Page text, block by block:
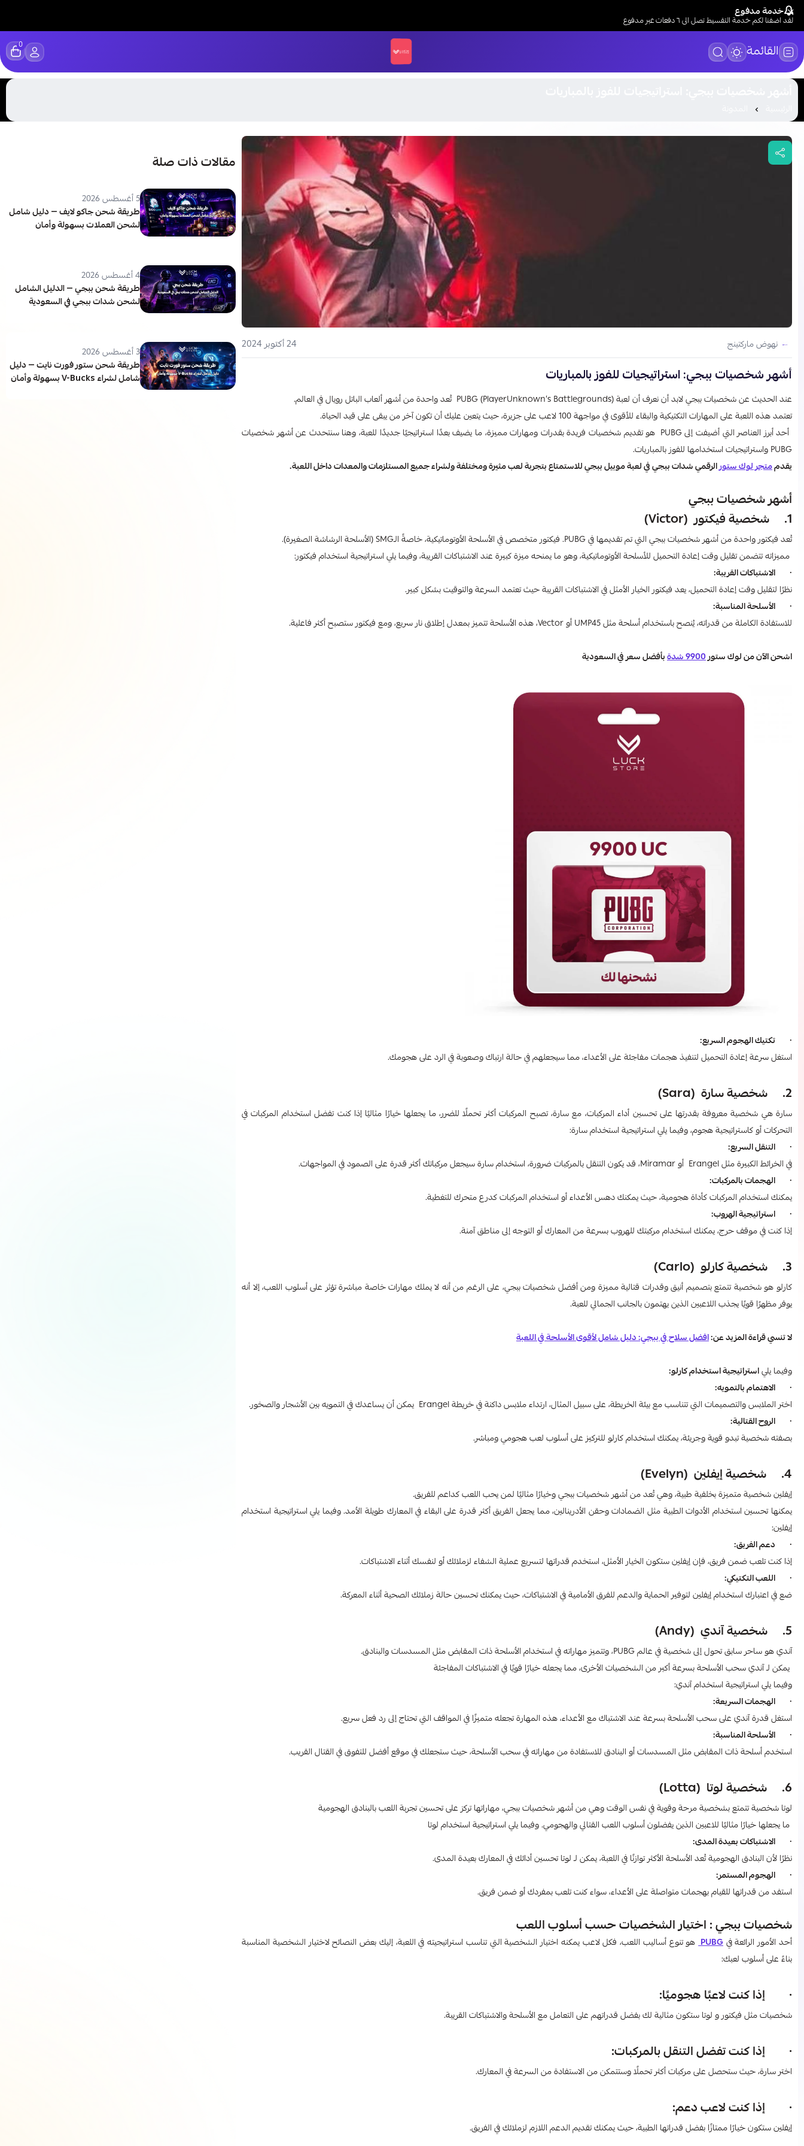
خدمة مدفوع
لقد اضفنا لكم خدمة التقسيط تصل الى ٦ دفعات عبر مدفوع
القائمة LUCK STORE
0
نهوض ماركتينج 24 أكتوبر 2024
أشهر شخصيات ببجي: استراتيجيات للفوز بالمباريات
عند الحديث عن شخصيات ببجي لابد أن نعرف أن لعبة PUBG (PlayerUnknown’s Battlegrounds) تُعد واحدة من أشهر ألعاب الباتل رويال في العالم.
تعتمد هذه اللعبة على المهارات التكتيكية والبقاء للأقوى في مواجهة 100 لاعب على جزيرة، حيث يتعين عليك أن تكون آخر من يبقى على قيد الحياة.
أحد أبرز العناصر التي أضيفت إلى PUBG هو تقديم شخصيات فريدة بقدرات ومهارات مميزة، ما يضيف بعدًا استراتيجيًا جديدًا للعبة، وهنا سنتحدث عن أشهر شخصيات
PUBG واستراتيجيات استخدامها للفوز بالمباريات.
يقدممتجر لوك ستورالرقمي شدات ببجي في لعبة موبيل ببجي للاستمتاع بتجربة لعب مثيرة ومختلفة ولشراء جميع المستلزمات والمعدات داخل اللعبة.
أشهر شخصيات ببجي
1.
شخصية فيكتور (Victor)
تُعد فيكتور واحدة من أشهر شخصيات ببجي التي تم تقديمها في PUBG. فيكتور متخصص في الأسلحة الأوتوماتيكية، خاصةً الـSMG (الأسلحة الرشاشة الصغيرة).
مميزاته تتضمن تقليل وقت إعادة التحميل للأسلحة الأوتوماتيكية، وهو ما يمنحه ميزة كبيرة عند الاشتباكات القريبة، وفيما يلي استراتيجية استخدام فيكتور:
· الاشتباكات القريبة:
نظرًا لتقليل وقت إعادة التحميل، يعد فيكتور الخيار الأمثل في الاشتباكات القريبة حيث تعتمد السرعة والتوقيت بشكل كبير.
· الأسلحة المناسبة:
للاستفادة الكاملة من قدراته، يُنصح باستخدام أسلحة مثل UMP45 أو Vector، هذه الأسلحة تتميز بمعدل إطلاق نار سريع، ومع فيكتور ستصبح أكثر فاعلية.
اشحن الآن من لوك ستور9900 شدة بأفضل سعر في السعودية
· تكتيك الهجوم السريع:
استغل سرعة إعادة التحميل لتنفيذ هجمات مفاجئة على الأعداء، مما سيجعلهم في حالة ارتباك وصعوبة في الرد على هجومك.
2. شخصية سارة (Sara)
سارة هي شخصية معروفة بقدرتها على تحسين أداء المركبات، مع سارة، تصبح المركبات أكثر تحملًا للضرر، ما يجعلها خيارًا مثاليًا إذا كنت تفضل استخدام المركبات في
التحركات أو كاستراتيجية هجوم، وفيما يلي استراتيجية استخدام سارة:
· التنقل السريع:
في الخرائط الكبيرة مثل Erangel أو Miramar، قد يكون التنقل بالمركبات ضرورة، استخدام سارة سيجعل مركباتك أكثر قدرة على الصمود في المواجهات.
· الهجمات بالمركبات:
يمكنك استخدام المركبات كأداة هجومية، حيث يمكنك دهس الأعداء أو استخدام المركبات كدرع متحرك للتغطية.
· استراتيجية الهروب:
إذا كنت في موقف حرج، يمكنك استخدام مركبتك للهروب بسرعة من المعارك أو التوجه إلى مناطق آمنة.
3. شخصية كارلو (Carlo)
كارلو هو شخصية تتمتع بتصميم أنيق وقدرات قتالية مميزة ومن أفضل شخصيات ببجي، على الرغم من أنه لا يملك مهارات خاصة مباشرة تؤثر على أسلوب اللعب، إلا أنه
يوفر مظهرًا قويًا يجذب اللاعبين الذين يهتمون بالجانب الجمالي للعبة.
لا تنسي قراءة المزيد عن:افضل سلاح في ببجي: دليل شامل لأقوى الأسلحة في اللعبة
وفيما يلياستراتيجية استخدام كارلو:
· الاهتمام بالتمويه:
اختر الملابس والتصميمات التي تتناسب مع بيئة الخريطة، على سبيل المثال، ارتداء ملابس داكنة في خريطة Erangel يمكن أن يساعدك في التمويه بين الأشجار والصخور.
· الروح القتالية:
بصفته شخصية تبدو قوية وجريئة، يمكنك استخدام كارلو للتركيز على أسلوب لعب هجومي ومباشر.
4. شخصية إيفلين (Evelyn)
إيفلين شخصية متميزة بخلفية طبية، وهي تُعد من أشهر شخصيات ببجي وخيارًا مثاليًا لمن يحب اللعب كداعم للفريق.
يمكنها تحسين استخدام الأدوات الطبية مثل الضمادات وحقن الأدرينالين، مما يجعل الفريق أكثر قدرة على البقاء في المعارك طويلة الأمد. وفيما يلي استراتيجية استخدام
إيفلين:
· دعم الفريق:
إذا كنت تلعب ضمن فريق، فإن إيفلين ستكون الخيار الأمثل، استخدم قدراتها لتسريع عملية الشفاء لزملائك أو لنفسك أثناء الاشتباكات.
· اللعب التكتيكي:
ضع في اعتبارك استخدام إيفلين لتوفير الحماية والدعم للفرق الأمامية في الاشتباكات، حيث يمكنك تحسين حالة زملائك الصحية أثناء المعركة.
5. شخصية آندي (Andy)
آندي هو ساحر سابق تحول إلى شخصية في عالم PUBG، وتتميز مهاراته في استخدام الأسلحة ذات المقابض مثل المسدسات والبنادق.
يمكن لـ آندي سحب الأسلحة بسرعة أكبر من الشخصيات الأخرى، مما يجعله خيارًا قويًا في الاشتباكات المفاجئة
وفيما يلي استراتيجية استخدام آندي:
· الهجمات السريعة:
استغل قدرة آندي على سحب الأسلحة بسرعة عند الاشتباك مع الأعداء، هذه المهارة تجعله متميزًا في المواقف التي تحتاج إلى رد فعل سريع.
· الأسلحة المناسبة:
استخدم أسلحة ذات المقابض مثل المسدسات أو البنادق للاستفادة من مهاراته في سحب الأسلحة، حيث ستجعلك في موقع أفضل للتفوق في القتال القريب.
6. شخصية لوتا (Lotta)
لوتا شخصية تتمتع بشخصية مرحة وقوية في نفس الوقت وهي من أشهر شخصيات ببجي، مهاراتها تركز على تحسين تجربة اللعب بالبنادق الهجومية
ما يجعلها خيارًا مثاليًا للاعبين الذين يفضلون أسلوب اللعب القتالي والهجومي. وفيما يلي استراتيجية استخدام لوتا
· الاشتباكات بعيدة المدى:
نظرًا لأن البنادق الهجومية تُعد الأسلحة الأكثر توازنًا في اللعبة، يمكن لـ لوتا تحسين أدائك في المعارك بعيدة المدى.
· الهجوم المستمر:
استفد من قدراتها للقيام بهجمات متواصلة على الأعداء، سواء كنت تلعب بمفردك أو ضمن فريق.
شخصيات ببجي : اختيار الشخصيات حسب أسلوب اللعب
أحد الأمور الرائعة فيPUBGهو تنوع أساليب اللعب، فكل لاعب يمكنه اختيار الشخصية التي تناسب استراتيجيته في اللعبة، إليك بعض النصائح لاختيار الشخصية المناسبة
بناءً على أسلوب لعبك:
· إذا كنت لاعبًا هجوميًا:
شخصيات مثل فيكتور و لوتا ستكون مثالية لك بفضل قدراتهم على التعامل مع الأسلحة والاشتباكات القريبة.
· إذا كنت تفضل التنقل بالمركبات:
اختر سارة، حيث ستحصل على مركبات أكثر تحملًا وستتمكن من الاستفادة من السرعة في المعارك.
· إذا كنت لاعب دعم:
إيفلين ستكون خيارًا ممتازًا بفضل قدراتها الطبية، حيث يمكنك تقديم الدعم اللازم لزملائك في الفريق.
مقالات ذات صلة
5 أغسطس 2026
طريقة شحن جاكو لايف — دليل شامل
لشحن العملات بسهولة وأمان
4 أغسطس 2026
طريقة شحن ببجي — الدليل الشامل
لشحن شدات ببجي في السعودية
3 أغسطس 2026
طريقة شحن ستور فورت نايت — دليل
شامل لشراء V-Bucks بسهولة وأمان